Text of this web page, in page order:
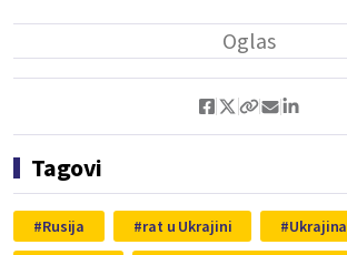
Tagovi
Rusija rat u Ukrajini
Ukrajina